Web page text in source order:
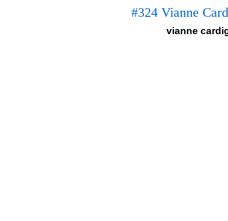
#324 Vianne
vianne